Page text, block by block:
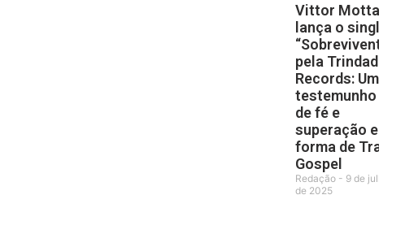
Vittor Motta
lança o single
“Sobrevivente”
pela Trindade
Records: Um
testemunho
de fé e
superação em
forma de Trap
Gospel
Redação
9 de julho
de 2025